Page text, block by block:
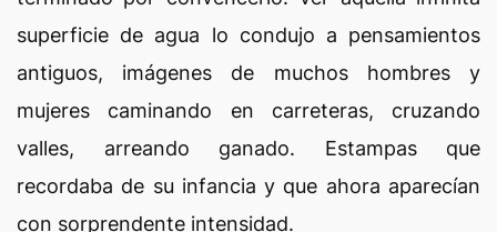
superficie de agua lo condujo a pensamientos
antiguos, imágenes de muchos hombres y
mujeres caminando en carreteras, cruzando
valles, arreando ganado. Estampas que
recordaba de su infancia y que ahora aparecían
con sorprendente intensidad.